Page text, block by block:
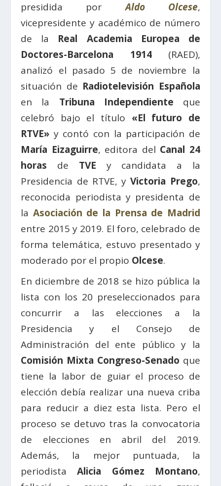
presidida porAldo Olcese,
vicepresidente y académico de número
de la Real Academia Europea de
Doctores-Barcelona 1914(RAED),
analizó el pasado 5 de noviembre la
situación de Radiotelevisión Española
en la Tribuna Independiente que
celebró bajo el título «El futuro de
RTVE» y contó con la participación de
María Eizaguirre, editora del Canal 24
horas de TVE y candidata a la
Presidencia de RTVE, yVictoria Prego,
reconocida periodista y presidenta de
la Asociación de la Prensa de Madrid
entre 2015 y 2019. El foro, celebrado de
forma telemática, estuvo presentado y
moderado por el propio Olcese.
En diciembre de 2018 se hizo pública la
lista con los 20 preseleccionados para
concurrir a las elecciones a la
Presidencia y el Consejo de
Administración del ente público y la
Comisión Mixta Congreso-Senado que
tiene la labor de guiar el proceso de
elección debía realizar una nueva criba
para reducir a diez esta lista. Pero el
proceso se detuvo tras la convocatoria
de elecciones en abril del 2019.
Además, la mejor puntuada, la
periodistaAlicia Gómez Montano,